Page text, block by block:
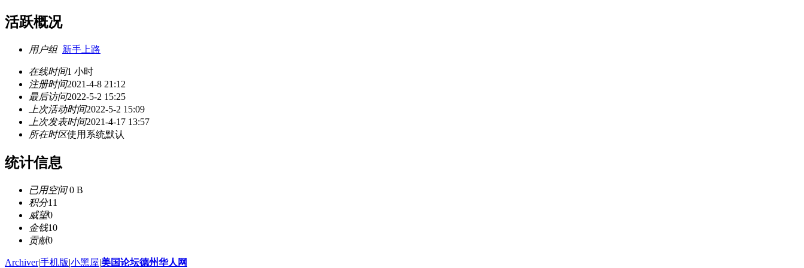
活跃概况
用户组 新手上路
在线时间1 小时
注册时间2021-4-8 21:12
最后访问2022-5-2 15:25
上次活动时间2022-5-2 15:09
上次发表时间2021-4-17 13:57
所在时区使用系统默认
统计信息
已用空间0 B
积分11
威望0
金钱10
贡献0
Archiver|手机版|小黑屋|美国论坛德州华人网